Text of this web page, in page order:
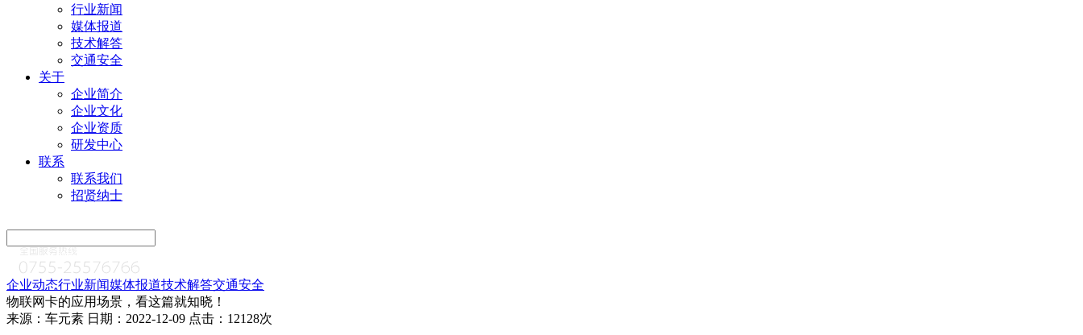
行业新闻
媒体报道
技术解答
交通安全
关于
企业简介
企业文化
企业资质
研发中心
联系
联系我们
招贤纳士
企业动态行业新闻媒体报道技术解答交通安全
物联网卡的应用场景，看这篇就知晓！
来源：车元素 日期：2022-12-09 点击：12128次